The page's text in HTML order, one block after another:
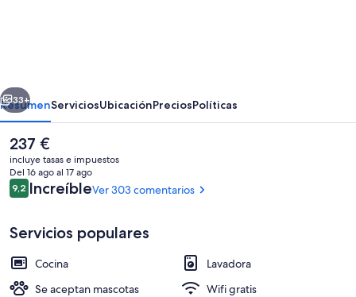
Bcn
Suites
Una televisión de pantalla plana
Siguiente
33+
ResumenServiciosUbicaciónPreciosPolíticas
El
precio
actual
es
de
237 €
incluye tasas e impuestos
Del 16 ago al 17 ago
Comentarios
9,29,2 de 10
IncreíbleVer 303 comentarios
Servicios populares
Cocina
Lavadora
Se aceptan mascotas
Wifi gratis